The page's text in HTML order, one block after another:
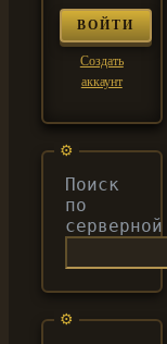
ВОЙТИ
Создать
аккаунт
Поиск
по
серверной